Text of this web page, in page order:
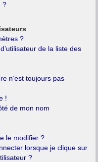
?
?
de la liste des
n’est toujours pas
!
de mon nom
le modifier ?
lorsque je clique sur
?